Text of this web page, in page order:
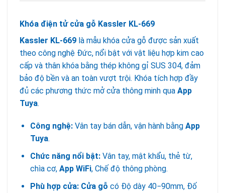
Khóa điện tử cửa gỗ Kassler KL-669
Kassler KL-669 là mẫu khóa cửa gỗ được sản xuất
theo công nghệ Đức, nổi bật với vật liệu hợp kim cao
cấp và thân khóa bằng thép không gỉ SUS 304, đảm
bảo độ bền và an toàn vượt trội. Khóa tích hợp đầy
đủ các phương thức mở cửa thông minh qua App
Tuya.
Công nghệ:Vân tay bán dẫn, vận hành bằng App
Tuya.
Chức năng nổi bật:Vân tay, mật khẩu, thẻ từ,
chìa cơ, App WiFi, Chế độ thông phòng.
Phù hợp cửa: Cửa gỗ có Độ dày 40−90mm, Đố